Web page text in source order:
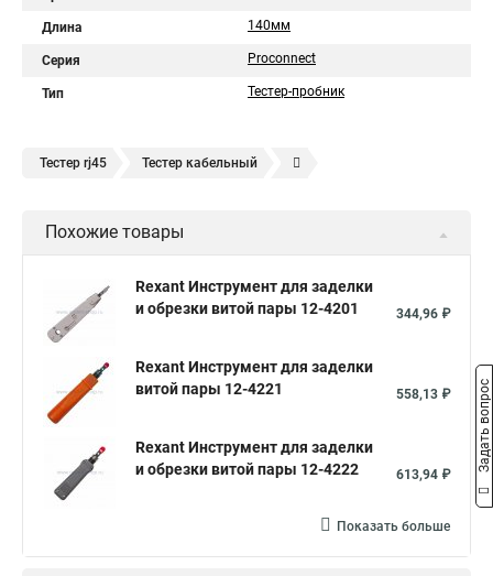
Длина 140мм
Серия Proconnect
Тип Тестер-пробник
Тестер rj45 Тестер кабельный
Похожие товары
Rexant Инструмент для заделки
и обрезки витой пары 12-4201
344,96 ₽
Rexant Инструмент для заделки
витой пары 12-4221
558,13 ₽
Rexant Инструмент для заделки
и обрезки витой пары 12-4222
613,94 ₽
Показать больше
Задать вопрос